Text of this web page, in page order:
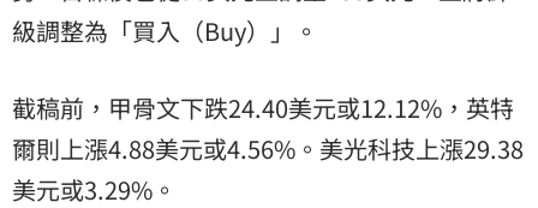
級調整為「買入（Buy）」。
截稿前，甲骨文下跌24.40美元或12.12%，英特
爾則上漲4.88美元或4.56%。美光科技上漲29.38
美元或3.29%。